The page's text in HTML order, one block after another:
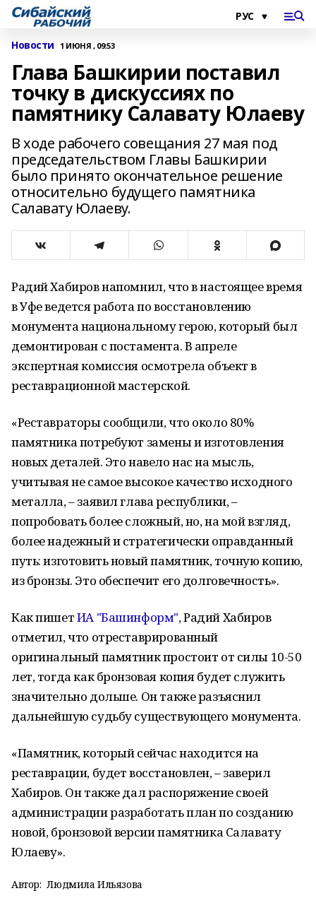
Новости 1 ИЮНЯ , 09:53
Глава Башкирии поставил
точку в дискуссиях по
памятнику Салавату Юлаеву
В ходе рабочего совещания 27 мая под
председательством Главы Башкирии
было принято окончательное решение
относительно будущего памятника
Салавату Юлаеву.
Радий Хабиров напомнил, что в настоящее время
в Уфе ведется работа по восстановлению
монумента национальному герою, который был
демонтирован с постамента. В апреле
экспертная комиссия осмотрела объект в
реставрационной мастерской.
«Реставраторы сообщили, что около 80%
памятника потребуют замены и изготовления
новых деталей. Это навело нас на мысль,
учитывая не самое высокое качество исходного
металла, – заявил глава республики, –
попробовать более сложный, но, на мой взгляд,
более надежный и стратегически оправданный
путь: изготовить новый памятник, точную копию,
из бронзы. Это обеспечит его долговечность».
Как пишетИА "Башинформ", Радий Хабиров
отметил, что отреставрированный
оригинальный памятник простоит от силы 10-50
лет, тогда как бронзовая копия будет служить
значительно дольше. Он также разъяснил
дальнейшую судьбу существующего монумента.
«Памятник, который сейчас находится на
реставрации, будет восстановлен, – заверил
Хабиров. Он также дал распоряжение своей
администрации разработать план по созданию
новой, бронзовой версии памятника Салавату
Юлаеву».
Автор: Людмила Ильязова